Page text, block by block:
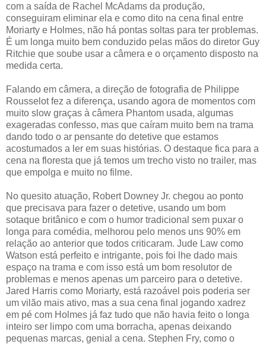
com a saída de Rachel McAdams da produção,
conseguiram eliminar ela e como dito na cena final entre
Moriarty e Holmes, não há pontas soltas para ter problemas.
É um longa muito bem conduzido pelas mãos do diretor Guy
Ritchie que soube usar a câmera e o orçamento disposto na
medida certa.
Falando em câmera, a direção de fotografia de Philippe
Rousselot fez a diferença, usando agora de momentos com
muito slow graças à câmera Phantom usada, algumas
exageradas confesso, mas que caíram muito bem na trama
dando todo o ar pensante do detetive que estamos
acostumados a ler em suas histórias. O destaque fica para a
cena na floresta que já temos um trecho visto no trailer, mas
que empolga e muito no filme.
No quesito atuação, Robert Downey Jr. chegou ao ponto
que precisava para fazer o detetive, usando um bom
sotaque britânico e com o humor tradicional sem puxar o
longa para comédia, melhorou pelo menos uns 90% em
relação ao anterior que todos criticaram. Jude Law como
Watson está perfeito e intrigante, pois foi lhe dado mais
espaço na trama e com isso está um bom resolutor de
problemas e menos apenas um parceiro para o detetive.
Jared Harris como Moriarty, está razoável pois poderia ser
um vilão mais ativo, mas a sua cena final jogando xadrez
em pé com Holmes já faz tudo que não havia feito o longa
inteiro ser limpo com uma borracha, apenas deixando
pequenas marcas, genial a cena. Stephen Fry, como o